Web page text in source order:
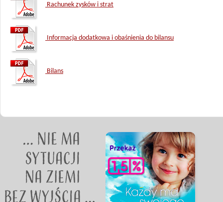
Rachunek zysków i strat
Informacja dodatkowa i obaśnienia do bilansu
Bilans